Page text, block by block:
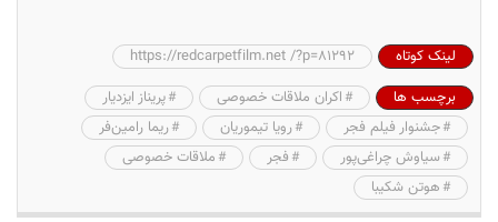
لینک کوتاه
https://redcarpetfilm.net /?p=81292
برچسب ها
اکران ملاقات خصوصی
پریناز ایزدیار
جشنوار فیلم فجر
رویا تیموریان
ریما رامین‌فر
سیاوش چراغی‌پور
فجر
ملاقات خصوصی
هوتن شکیبا